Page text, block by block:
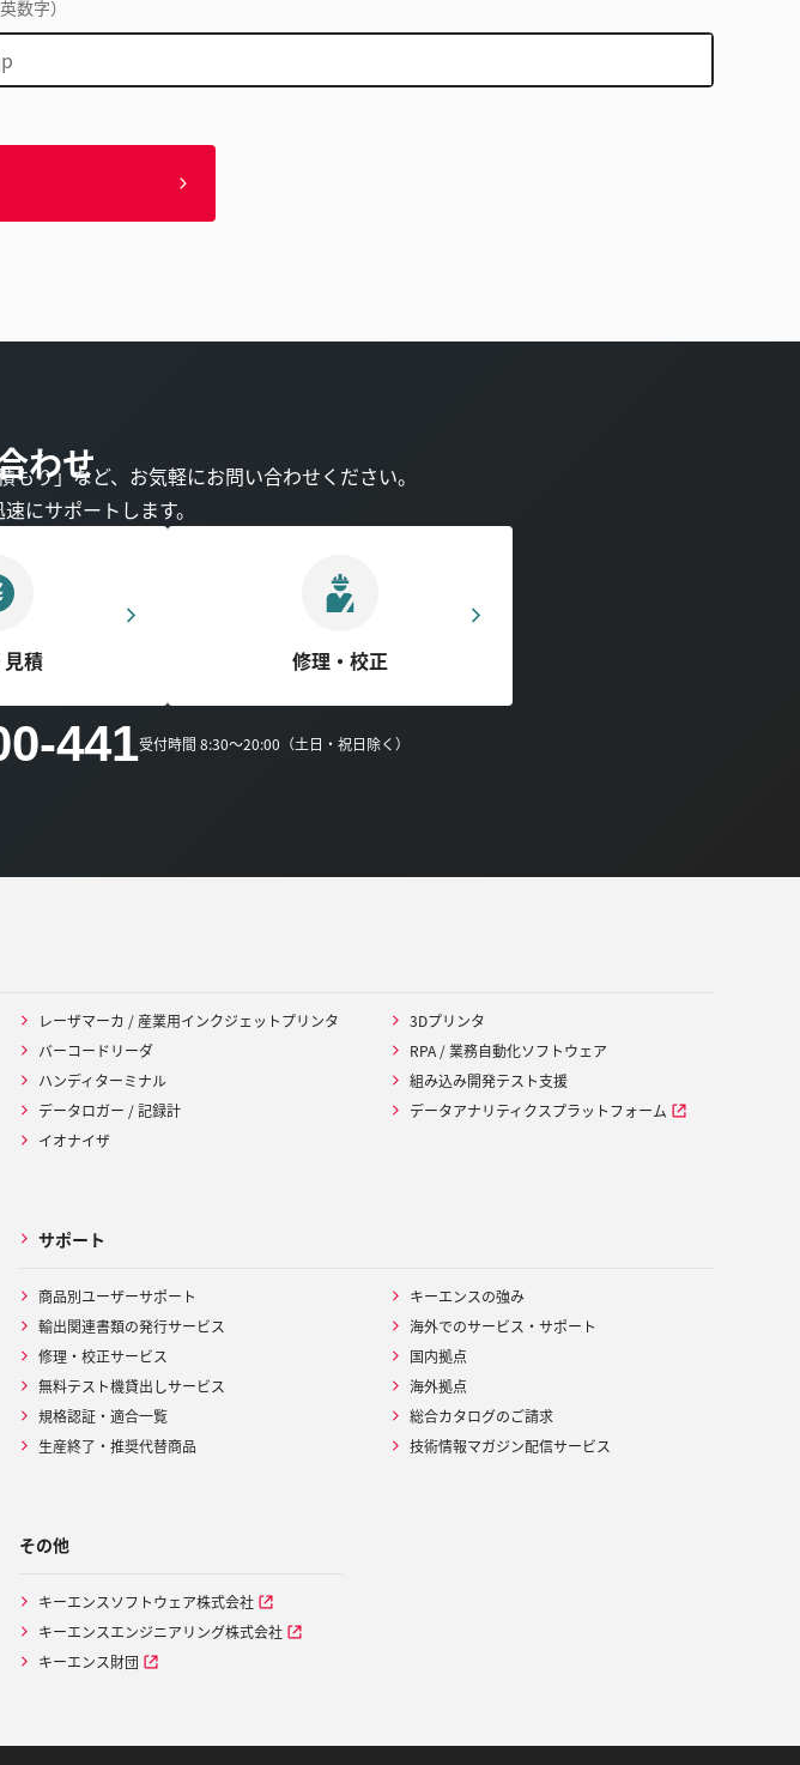
数字）
わせ
もり」など、お気軽にお問い合わせください。
にサポートします。
積 修理・校正
441受付時間 8:30～20:00（土日・祝日除く）
レーザマーカ / 産業用インクジェットプリンタ
バーコードリーダ
ハンディターミナル
データロガー / 記録計
イオナイザ
3Dプリンタ
RPA / 業務自動化ソフトウェア
組み込み開発テスト支援
データアナリティクスプラットフォーム
サポート
商品別ユーザーサポート
輸出関連書類の発行サービス
修理・校正サービス
無料テスト機貸出しサービス
規格認証・適合一覧
生産終了・推奨代替商品
キーエンスの強み
海外でのサービス・サポート
国内拠点
海外拠点
総合カタログのご請求
技術情報マガジン配信サービス
その他
キーエンスソフトウェア株式会社
キーエンスエンジニアリング株式会社
キーエンス財団